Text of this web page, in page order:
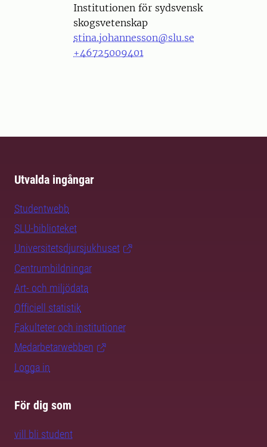
Institutionen för sydsvensk
skogsvetenskap
stina.johannesson@slu.se
+46725009401
Utvalda ingångar
Studentwebb
SLU-biblioteket
Universitetsdjursjukhuset
Centrumbildningar
Art- och miljödata
Officiell statistik
Fakulteter och institutioner
Medarbetarwebben
Logga in
För dig som
vill bli student